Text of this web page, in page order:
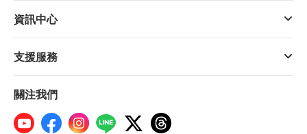
資訊中心
支援服務
關注我們